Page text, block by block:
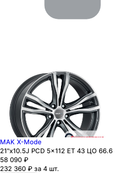
MAK X-Mode
21"x10.5J PCD 5x112 ЕТ 43 ЦО 66.6
58 090 ₽
232 360 ₽ за 4 шт.